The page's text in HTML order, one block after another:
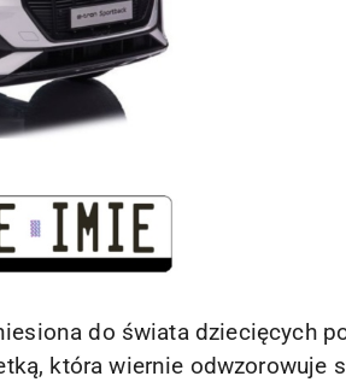
do świata dziecięcych
która wiernie odwzorowuje